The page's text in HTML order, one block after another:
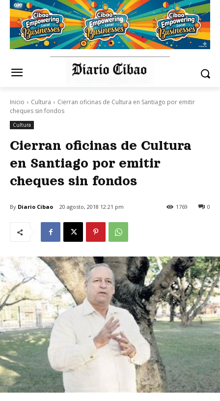
Inicio Cultura
Cierran oficinas de Cultura en Santiago por emitir
cheques sin fondos
Cultura
Cierran oficinas de Cultura
en Santiago por emitir
cheques sin fondos
By Diario Cibao 20 agosto, 2018 12:21 pm 0
1769